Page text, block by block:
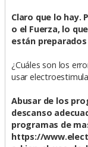
Claro que lo hay.
o el Fuerza, lo
están
¿Cuáles son los
usar
Abusar de los
descanso
programas de
https://